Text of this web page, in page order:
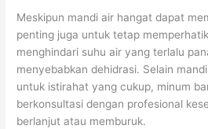
Meskipun mandi air hangat dapat
penting juga untuk tetap
menghindari suhu air yang terlalu
menyebabkan dehidrasi. Selain
untuk istirahat yang cukup, minum
berkonsultasi dengan profesional
berlanjut atau memburuk.